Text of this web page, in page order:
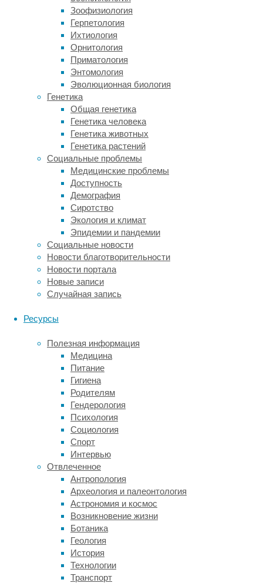
Зоофизиология
Герпетология
Ихтиология
Орнитология
Приматология
Энтомология
Эволюционная биология
Генетика
Общая генетика
Генетика человека
Генетика животных
Генетика растений
Социальные проблемы
Медицинские проблемы
Доступность
Демография
Сиротство
Экология и климат
Эпидемии и пандемии
Социальные новости
Новости благотворительности
Новости портала
Новые записи
Случайная запись
Ресурсы
Полезная информация
Медицина
Питание
Гигиена
Родителям
Гендерология
Психология
Социология
Спорт
Интервью
Отвлеченное
Антропология
Археология и палеонтология
Астрономия и космос
Возникновение жизни
Ботаника
Геология
История
Технологии
Транспорт
ремонт,
все
подводящие
каналы
—
электрические
кабели,
гидравлические
шланги,
паровые
вентили
—
перекрываются.
После
этого
на
управляющие
органы
навешиваются
специальные
механические
замки,
открыть
которые
уникального
невозможно.
Каждое
блокирующее
устройство
обязательно
снабжается
яркой
информационной
биркой.
На
ней
указываются
личные
данные
ответственного
инженера
точное
время